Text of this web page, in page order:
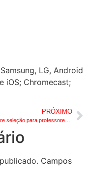
LG, Android
iOS; Chromecast;
PRÓXIMO
UFRN abre seleção para professores visitantes indígenas na Licenciatura em Educação Intercultural Indígena
Campos